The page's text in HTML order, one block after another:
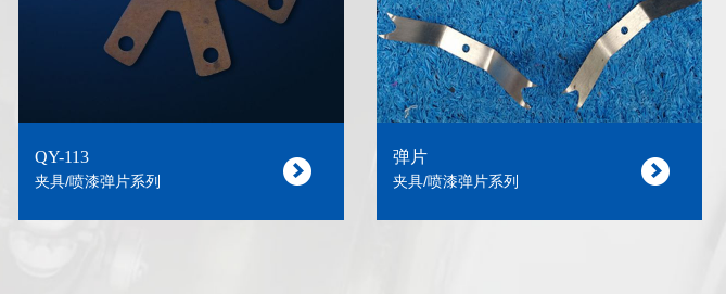
QY-113
夹具/喷漆弹片系列
弹片
夹具/喷漆弹片系列